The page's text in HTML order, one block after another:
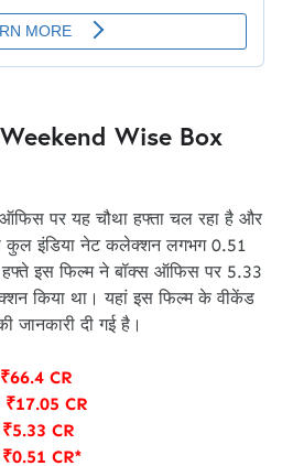
Wise Box
पर यह चौथा हफ्ता चल रहा है और
कुल इंडिया नेट कलेक्शन लगभग 0.51
इस फिल्म ने बॉक्स ऑफिस पर 5.33
किया था। यहां इस फिल्म के वीकेंड
दी गई है।
₹66.4 CR
₹17.05 CR
₹5.33 CR
₹0.51 CR*